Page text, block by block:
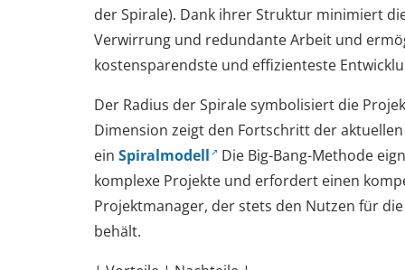
der Spirale). Dank ihrer Struktur minimiert
Verwirrung und redundante Arbeit und
kostensparendste und effizienteste
Der Radius der Spirale symbolisiert die
Dimension zeigt den Fortschritt der
ein Spiralmodell
Die Big-Bang-Methode
komplexe Projekte und erfordert einen
Projektmanager, der stets den Nutzen für
behält.